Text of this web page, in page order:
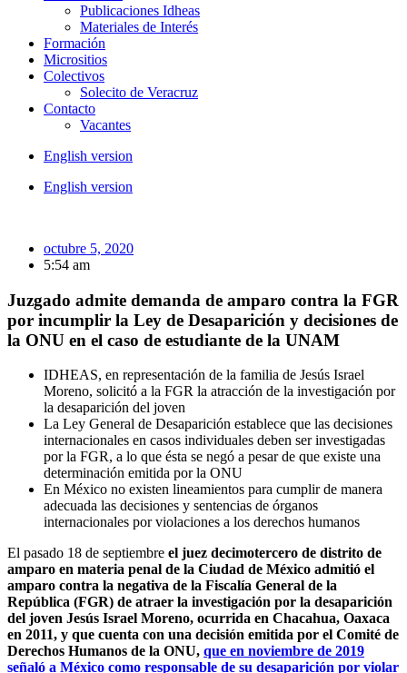
Publicaciones Idheas
Materiales de Interés
Formación
Micrositios
Colectivos
Solecito de Veracruz
Contacto
Vacantes
English version
English version
octubre 5, 2020
5:54 am
Juzgado admite demanda de amparo contra la FGR
por incumplir la Ley de Desaparición y decisiones de
la ONU en el caso de estudiante de la UNAM
IDHEAS, en representación de la familia de Jesús Israel
Moreno, solicitó a la FGR la atracción de la investigación por
la desaparición del joven
La Ley General de Desaparición establece que las decisiones
internacionales en casos individuales deben ser investigadas
por la FGR, a lo que ésta se negó a pesar de que existe una
determinación emitida por la ONU
En México no existen lineamientos para cumplir de manera
adecuada las decisiones y sentencias de órganos
internacionales por violaciones a los derechos humanos
El pasado 18 de septiembre el juez decimotercero de distrito de
amparo en materia penal de la Ciudad de México admitió el
amparo contra la negativa de la Fiscalía General de la
República (FGR) de atraer la investigación por la desaparición
del joven Jesús Israel Moreno, ocurrida en Chacahua, Oaxaca
en 2011, y que cuenta con una decisión emitida por el Comité de
Derechos Humanos de la ONU, que en noviembre de 2019
señaló a México como responsable de su desaparición por violar